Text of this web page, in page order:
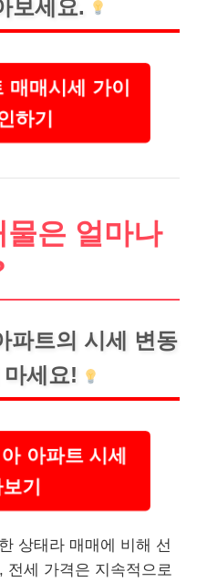
보세요.
매시세 가이
하기
은 얼마나
파트의 시세 변동
세요!
아파트 시세
기
상태라 매매에 비해 선
전세 가격은 지속적으로